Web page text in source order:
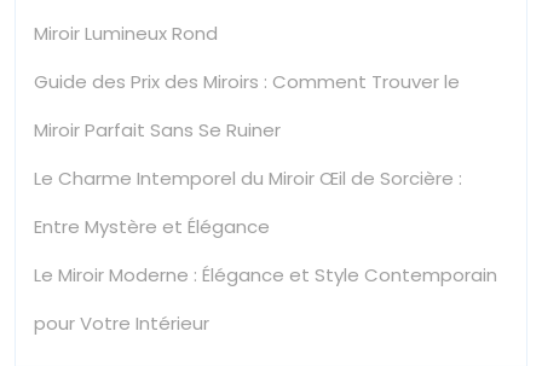
Miroir Lumineux Rond
Guide des Prix des Miroirs : Comment Trouver le
Miroir Parfait Sans Se Ruiner
Le Charme Intemporel du Miroir Œil de Sorcière :
Entre Mystère et Élégance
Le Miroir Moderne : Élégance et Style Contemporain
pour Votre Intérieur